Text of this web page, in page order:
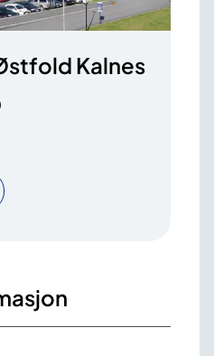
Kalnes